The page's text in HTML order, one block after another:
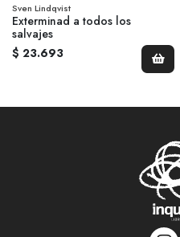
Sven Lindqvist
Exterminad a todos los
salvajes
$ 23.693